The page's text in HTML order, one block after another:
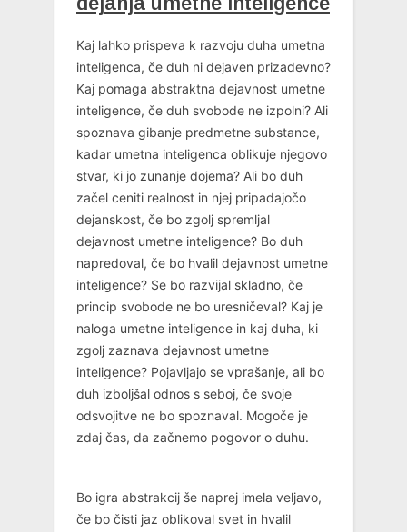
Kaj lahko prispeva k razvoju duha umetna
inteligenca, če duh ni dejaven prizadevno?
Kaj pomaga abstraktna dejavnost umetne
inteligence, če duh svobode ne izpolni? Ali
spoznava gibanje predmetne substance,
kadar umetna inteligenca oblikuje njegovo
stvar, ki jo zunanje dojema? Ali bo duh
začel ceniti realnost in njej pripadajočo
dejanskost, če bo zgolj spremljal
dejavnost umetne inteligence? Bo duh
napredoval, če bo hvalil dejavnost umetne
inteligence? Se bo razvijal skladno, če
princip svobode ne bo uresničeval? Kaj je
naloga umetne inteligence in kaj duha, ki
zgolj zaznava dejavnost umetne
inteligence? Pojavljajo se vprašanje, ali bo
duh izboljšal odnos s seboj, če svoje
odsvojitve ne bo spoznaval. Mogoče je
zdaj čas, da začnemo pogovor o duhu.
Bo igra abstrakcij še naprej imela veljavo,
če bo čisti jaz oblikoval svet in hvalil